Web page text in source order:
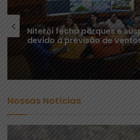
Niterói fecha parques e
devido à previsão de
Nossas Notícias